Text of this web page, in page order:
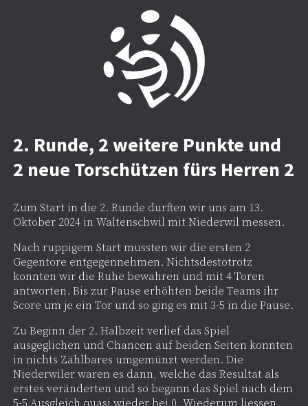
2. Runde, 2 weitere Punkte und
2 neue Torschützen fürs Herren 2
Zum Start in die 2. Runde durften wir uns am 13.
Oktober 2024 in Waltenschwil mit Niederwil messen.
Nach ruppigem Start mussten wir die ersten 2
Gegentore entgegennehmen. Nichtsdestotrotz
konnten wir die Ruhe bewahren und mit 4 Toren
antworten. Bis zur Pause erhöhten beide Teams ihr
Score um je ein Tor und so ging es mit 3-5 in die Pause.
Zu Beginn der 2. Halbzeit verlief das Spiel
ausgeglichen und Chancen auf beiden Seiten konnten
in nichts Zählbares umgemünzt werden. Die
Niederwiler waren es dann, welche das Resultat als
erstes veränderten und so begann das Spiel nach dem
5-5 Ausgleich quasi wieder bei 0. Wiederum liessen